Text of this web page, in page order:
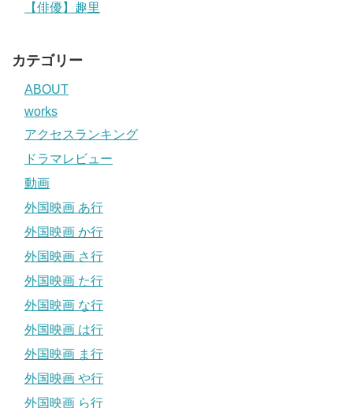
【俳優】趣里
カテゴリー
ABOUT
works
アクセスランキング
ドラマレビュー
動画
外国映画 あ行
外国映画 か行
外国映画 さ行
外国映画 た行
外国映画 な行
外国映画 は行
外国映画 ま行
外国映画 や行
外国映画 ら行